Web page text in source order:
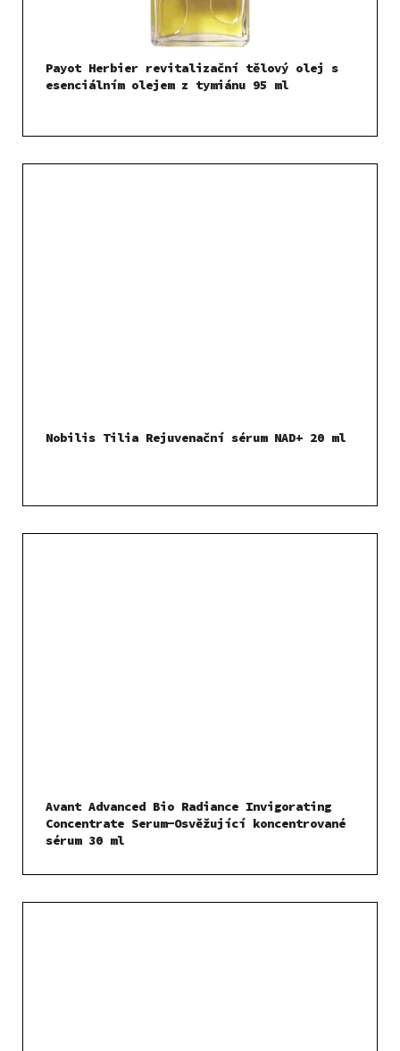
Payot Herbier revitalizační tělový olej s
esenciálním olejem z tymiánu 95 ml
Nobilis Tilia Rejuvenační sérum NAD+ 20 ml
Avant Advanced Bio Radiance Invigorating
Concentrate Serum-Osvěžující koncentrované
sérum 30 ml